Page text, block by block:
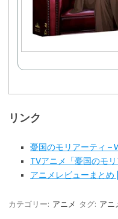
リンク
憂国のモリアーティ –
TVアニメ「憂国のモ
アニメレビューまとめ
カテゴリー: アニメ タグ: アニ